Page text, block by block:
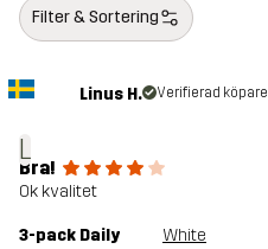
Filter & Sortering
L
Linus H. Verifierad köpare
Bra!
Ok kvalitet
3-pack Daily
White